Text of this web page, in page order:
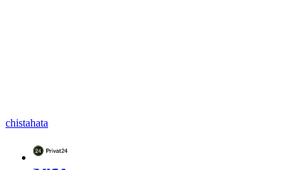
chistahata